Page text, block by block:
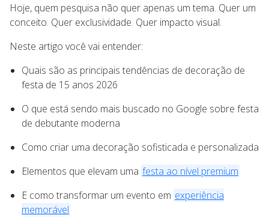
Hoje, quem pesquisa não quer apenas um tema. Quer um
conceito. Quer exclusividade. Quer impacto visual.
Neste artigo você vai entender:
Quais são as principais tendências de decoração de
festa de 15 anos 2026
O que está sendo mais buscado no Google sobre festa
de debutante moderna
Como criar uma decoração sofisticada e personalizada
Elementos que elevam uma festa ao nível premium
E como transformar um evento em experiência
memorável